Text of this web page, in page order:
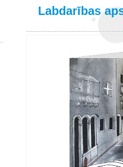
Labdarības